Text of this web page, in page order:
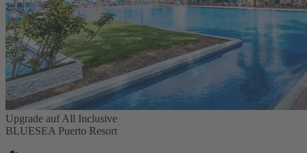
Upgrade auf All Inclusive
BLUESEA Puerto Resort